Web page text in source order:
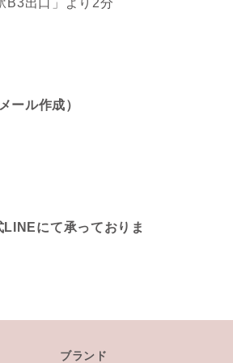
B3出口」より2分
ール作成）
にて承っておりま
ブランド